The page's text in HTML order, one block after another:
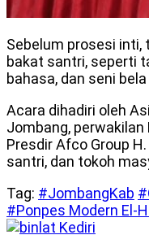
Sebelum prosesi inti,
bakat santri, seperti
bahasa, dan seni
Acara dihadiri oleh
Jombang, perwakilan
Presdir Afco Group
santri, dan tokoh
Tag: #JombangKab
#Ponpes Modern El-